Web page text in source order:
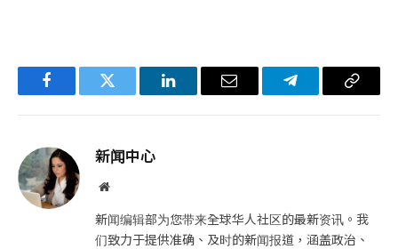
FacebookTwitter LinkedIn电
Telegram复
新闻中心
网
新闻编辑部为您带来全球华人社区的最新资讯。我
们致力于提供准确、及时的新闻报道，涵盖政治、